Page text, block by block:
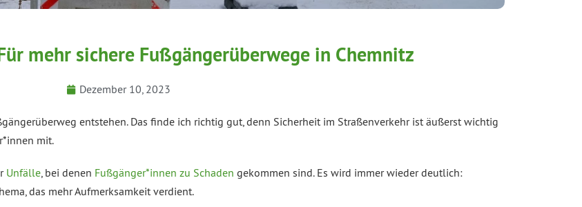
mehr sichere Fußgängerüberwege in Chemnitz
Dezember 10, 2023
entstehen. Das finde ich richtig gut, denn Sicherheit im Straßenverkehr ist äußerst wichtig
mit.
Unfälle, bei denen Fußgänger*innen zu Schaden gekommen sind. Es wird immer wieder deutlich:
das mehr Aufmerksamkeit verdient.